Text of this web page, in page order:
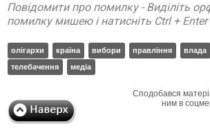
Повідомити про помилку - Виділіть
помилку мишею і натисніть Ctrl + Enter
олігархи країна вибори правління влада
телебачення
медіа
Сподобався
ним в